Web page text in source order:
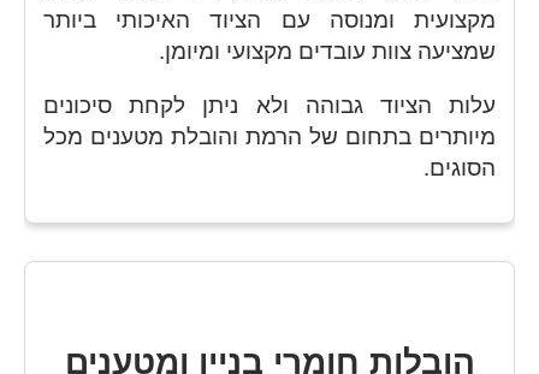
מקצועית ומנוסה עם הציוד האיכותי ביותר
שמציעה צוות עובדים מקצועי ומיומן.
עלות הציוד גבוהה ולא ניתן לקחת סיכונים
מיותרים בתחום של הרמת והובלת מטענים מכל
הסוגים.
הובלות חומרי בניין ומטענים